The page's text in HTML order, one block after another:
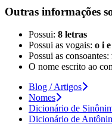
Outras informações
Possui: 8 letras
Possui as vogais: o i e
Possui as consoantes:
O nome escrito ao
Blog / Artigos
Nomes
Dicionário de
Dicionário de